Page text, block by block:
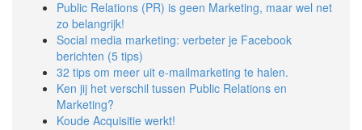
Public Relations (PR) is geen Marketing, maar wel net
zo belangrijk!
Social media marketing: verbeter je Facebook
berichten (5 tips)
32 tips om meer uit e-mailmarketing te halen.
Ken jij het verschil tussen Public Relations en
Marketing?
Koude Acquisitie werkt!